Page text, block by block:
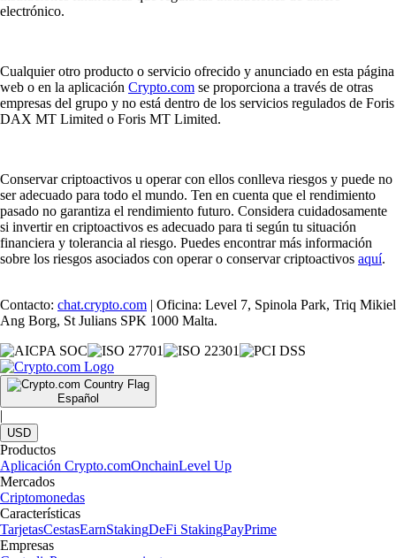
electrónico.
Cualquier otro producto o servicio ofrecido y anunciado en esta página
web o en la aplicación Crypto.com se proporciona a través de otras
empresas del grupo y no está dentro de los servicios regulados de Foris
DAX MT Limited o Foris MT Limited.
Conservar criptoactivos u operar con ellos conlleva riesgos y puede no
ser adecuado para todo el mundo. Ten en cuenta que el rendimiento
pasado no garantiza el rendimiento futuro. Considera cuidadosamente
si invertir en criptoactivos es adecuado para ti según tu situación
financiera y tolerancia al riesgo. Puedes encontrar más información
sobre los riesgos asociados con operar o conservar criptoactivos aquí.
Contacto: chat.crypto.com | Oficina: Level 7, Spinola Park, Triq Mikiel
Ang Borg, St Julians SPK 1000 Malta.
Español
|
USD
Productos
Aplicación Crypto.comOnchainLevel Up
Mercados
Criptomonedas
Características
TarjetasCestasEarnStakingDeFi StakingPayPrime
Empresas